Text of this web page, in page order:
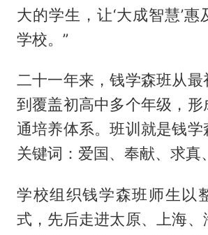
大的学生，让‘大成智慧’惠
学校。”
二十一年来，钱学森班从最
到覆盖初高中多个年级，形
通培养体系。班训就是钱学
关键词：爱国、奉献、求真
学校组织钱学森班师生以
式，先后走进太原、上海、